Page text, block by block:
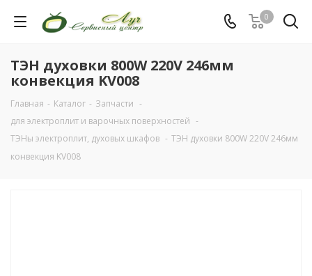
0
ТЭН духовки 800W 220V 246мм
конвекция KV008
Главная - Каталог - Запчасти -
для электроплит и варочных поверхностей -
ТЭНы электроплит, духовых шкафов - ТЭН духовки 800W 220V 246мм
конвекция KV008